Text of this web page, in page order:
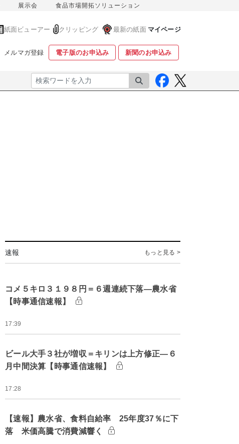
展示会 食品市場開拓ソリューション
紙面ビューアー クリッピング 最新の紙面 マイページ
メルマガ登録 電子版のお申込み 新聞のお申込み
検索
速報 もっと見る >
コメ５キロ３１９８円＝６週連続下落―農水省
【時事通信速報】
17:39
ビール大手３社が増収＝キリンは上方修正―６
月中間決算【時事通信速報】
17:28
【速報】農水省、食料自給率 25年度37％に下
落 米価高騰で消費減響く